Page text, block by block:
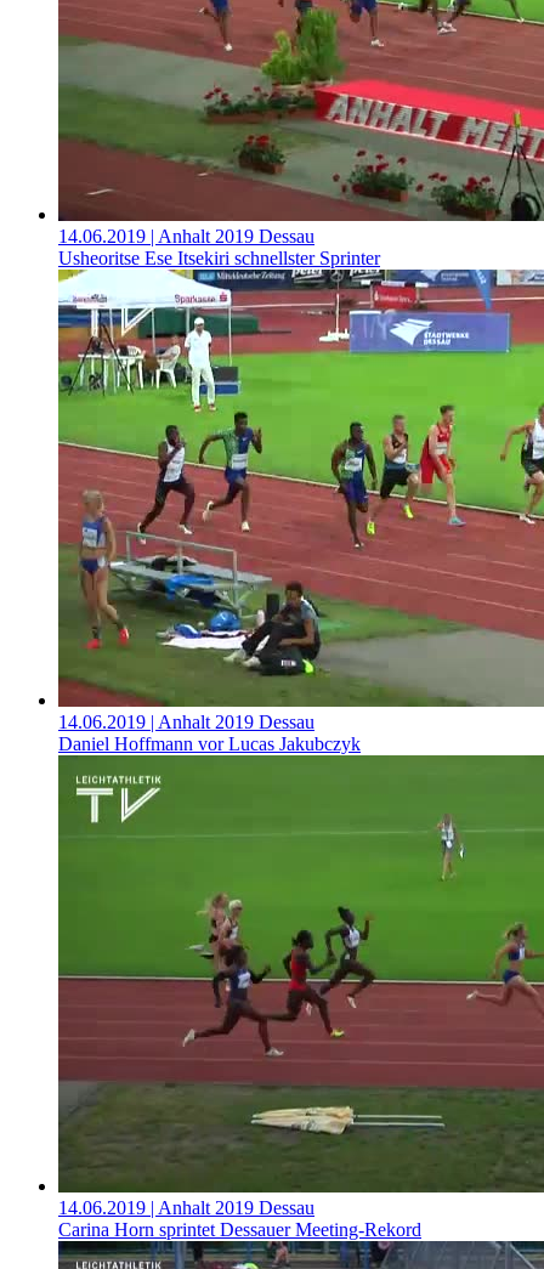
14.06.2019 | Anhalt 2019 Dessau
Usheoritse Ese Itsekiri schnellster Sprinter
14.06.2019 | Anhalt 2019 Dessau
Daniel Hoffmann vor Lucas Jakubczyk
14.06.2019 | Anhalt 2019 Dessau
Carina Horn sprintet Dessauer Meeting-Rekord